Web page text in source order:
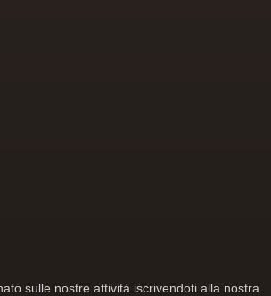
sulle nostre attività iscrivendoti alla nostra